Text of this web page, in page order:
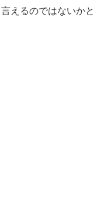
えるのではないかと